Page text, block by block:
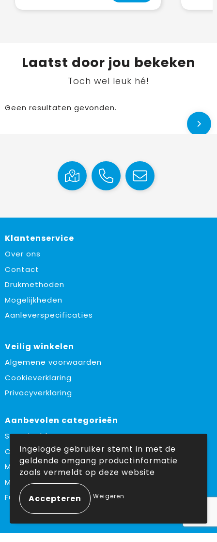
Laatst door jou bekeken
Toch wel leuk hé!
Geen resultaten gevonden.
Klantenservice
Over ons
Contact
Drukmethoden
Mogelijkheden
Aanleverspecificaties
Veilig winkelen
Algemene voorwaarden
Cookieverklaring
Privacyverklaring
Aanbevolen categorieën
Sustainable
Custom made
Made in Europe
Must haves
Fulfilment
Volg ons op:
Ingelogde gebruiker stemt in met de
geldende omgang productinformatie
zoals vermeldt op deze website
Weigeren